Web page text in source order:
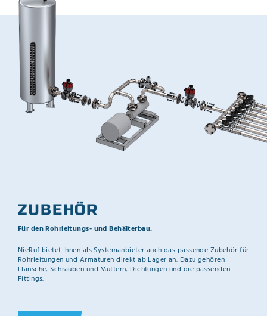
ZUBEHÖR
Für den Rohrleitungs- und Behälterbau.
NieRuf bietet Ihnen als Systemanbieter auch das passende Zubehör für
Rohrleitungen und Armaturen direkt ab Lager an. Dazu gehören
Flansche, Schrauben und Muttern, Dichtungen und die passenden
Fittings.